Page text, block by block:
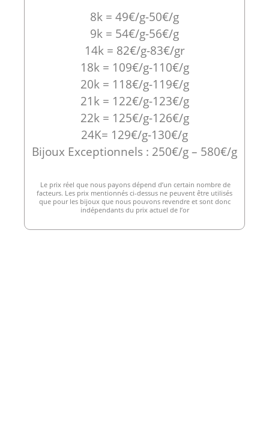
8k = 49€/g-50€/g
9k = 54€/g-56€/g
14k = 82€/g-83€/gr
18k = 109€/g-110€/g
20k = 118€/g-119€/g
21k = 122€/g-123€/g
22k = 125€/g-126€/g
24K= 129€/g-130€/g
Bijoux Exceptionnels : 250€/g – 580€/g
Le prix réel que nous payons dépend d’un certain nombre de
facteurs. Les prix mentionnés ci-dessus ne peuvent être utilisés
que pour les bijoux que nous pouvons revendre et sont donc
indépendants du prix actuel de l’or